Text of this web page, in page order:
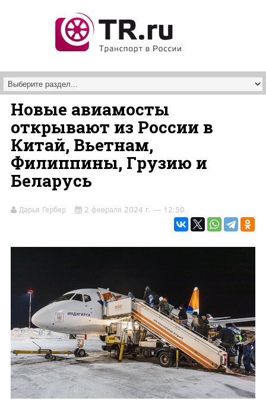
Новые авиамосты
открывают из России в
Китай, Вьетнам,
Филиппины, Грузию и
Беларусь
Дарья Гербер 2 февраля 2024 г. — 12:50